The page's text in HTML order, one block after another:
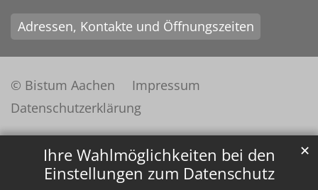
Ihre Wahlmöglichkeiten bei den
Einstellungen zum Datenschutz
✕
Adressen, Kontakte und Öffnungszeiten
© Bistum Aachen
Impressum
Datenschutzerklärung